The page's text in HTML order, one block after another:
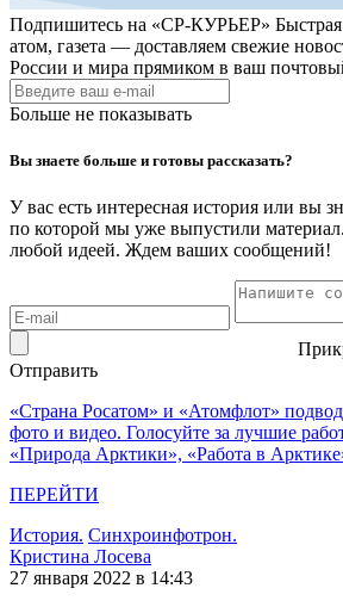
Подпишитесь на «СР-КУРЬЕР»
атом, газета — доставляем свежие
России и мира прямиком в ваш
Больше не показывать
Вы знаете больше и готовы рассказать?
У вас есть интересная история или вы
по которой мы уже выпустили
любой идеей. Ждем ваших сообщений!
Отправить
«Страна Росатом» и «Атомфлот»
фото и видео. Голосуйте за лучшие
«Природа Арктики», «Работа в
ПЕРЕЙТИ
История. Синхроинфотрон.
Кристина Лосева
27 января 2022 в 14:43